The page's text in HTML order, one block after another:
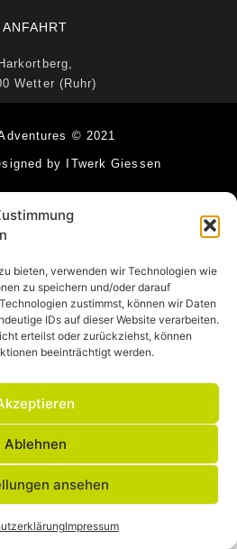
bieten, verwenden wir Technologien wie
zu speichern und/oder darauf
zustimmst, können wir Daten
IDs auf dieser Website verarbeiten.
erteilst oder zurückziehst, können
beeinträchtigt werden.
Ablehnen
ansehen
Impressum
ANFAHRT
Harkortberg,
Wetter (Ruhr)
© 2021
by ITwerk Giessen